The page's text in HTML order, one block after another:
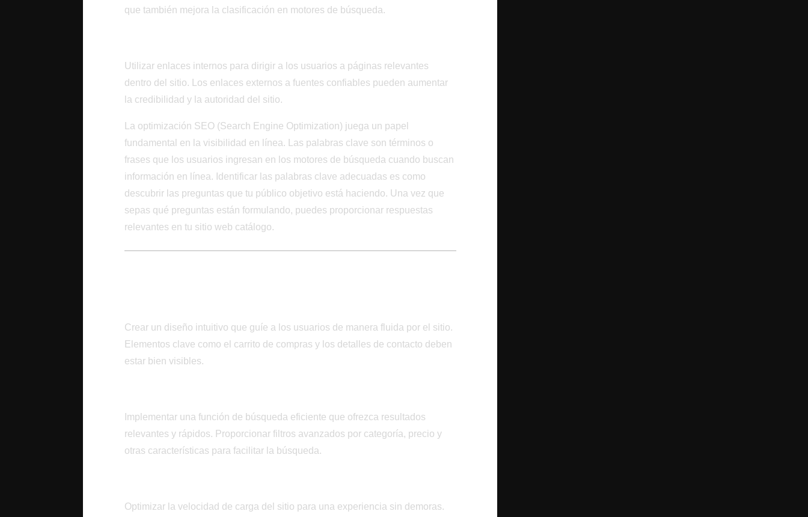
que también mejora la clasificación en motores de búsqueda.
Utilizar enlaces internos para dirigir a los usuarios a páginas relevantes
dentro del sitio. Los enlaces externos a fuentes confiables pueden aumentar
la credibilidad y la autoridad del sitio.
La optimización SEO (Search Engine Optimization) juega un papel
fundamental en la visibilidad en línea. Las palabras clave son términos o
frases que los usuarios ingresan en los motores de búsqueda cuando buscan
información en línea. Identificar las palabras clave adecuadas es como
descubrir las preguntas que tu público objetivo está haciendo. Una vez que
sepas qué preguntas están formulando, puedes proporcionar respuestas
relevantes en tu sitio web catálogo.
Crear un diseño intuitivo que guíe a los usuarios de manera fluida por el sitio.
Elementos clave como el carrito de compras y los detalles de contacto deben
estar bien visibles.
Implementar una función de búsqueda eficiente que ofrezca resultados
relevantes y rápidos. Proporcionar filtros avanzados por categoría, precio y
otras características para facilitar la búsqueda.
Optimizar la velocidad de carga del sitio para una experiencia sin demoras.